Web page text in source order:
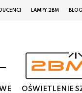
LAMPY 2BM
OŚWIETLENIE